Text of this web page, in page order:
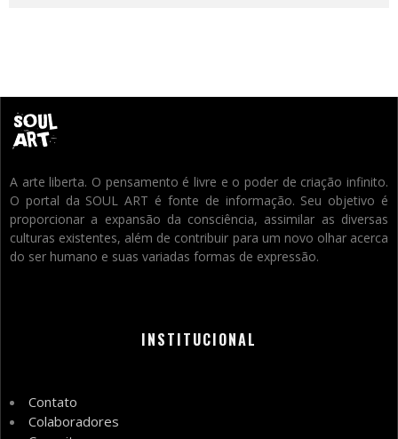
A arte liberta. O pensamento é livre e o poder de criação infinito.
O portal da SOUL ART é fonte de informação. Seu objetivo é
proporcionar a expansão da consciência, assimilar as diversas
culturas existentes, além de contribuir para um novo olhar acerca
do ser humano e suas variadas formas de expressão.
INSTITUCIONAL
Contato
Colaboradores